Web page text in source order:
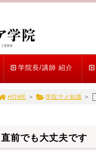
学院長/講師 紹介
HOME > 学院マメ知識 >
直前でも大丈夫です